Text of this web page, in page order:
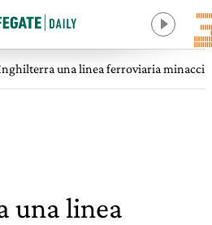
una linea ferroviaria
una linea